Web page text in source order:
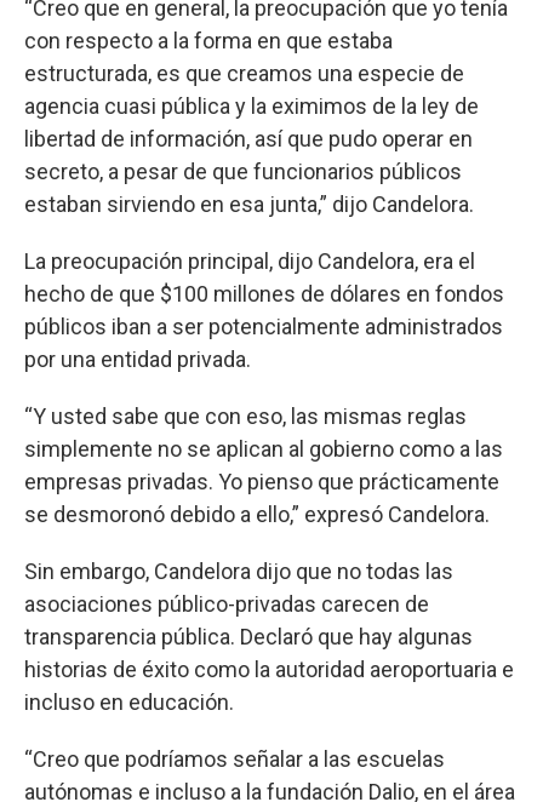
“Creo que en general, la preocupación que yo tenía
con respecto a la forma en que estaba
estructurada, es que creamos una especie de
agencia cuasi pública y la eximimos de la ley de
libertad de información, así que pudo operar en
secreto, a pesar de que funcionarios públicos
estaban sirviendo en esa junta,” dijo Candelora.
La preocupación principal, dijo Candelora, era el
hecho de que $100 millones de dólares en fondos
públicos iban a ser potencialmente administrados
por una entidad privada.
“Y usted sabe que con eso, las mismas reglas
simplemente no se aplican al gobierno como a las
empresas privadas. Yo pienso que prácticamente
se desmoronó debido a ello,” expresó Candelora.
Sin embargo, Candelora dijo que no todas las
asociaciones público-privadas carecen de
transparencia pública. Declaró que hay algunas
historias de éxito como la autoridad aeroportuaria e
incluso en educación.
“Creo que podríamos señalar a las escuelas
autónomas e incluso a la fundación Dalio, en el área